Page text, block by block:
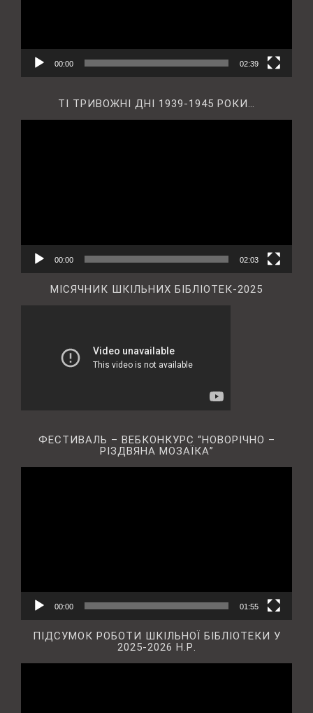
00:00 02:39
ТІ ТРИВОЖНІ ДНІ 1939-1945 РОКИ…
00:00 02:03
МІСЯЧНИК ШКІЛЬНИХ БІБЛІОТЕК-2025
ФЕСТИВАЛЬ – ВЕБКОНКУРС “НОВОРІЧНО –
РІЗДВЯНА МОЗАЇКА”
00:00 01:55
ПІДСУМОК РОБОТИ ШКІЛЬНОЇ БІБЛІОТЕКИ У
2025-2026 Н.Р.